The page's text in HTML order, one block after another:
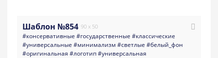
Шаблон №854 90 x 50
#консервативные #государственные #классические
#универсальные #минимализм #светлые #белый_фон
#оригинальная #логотип#универсальная